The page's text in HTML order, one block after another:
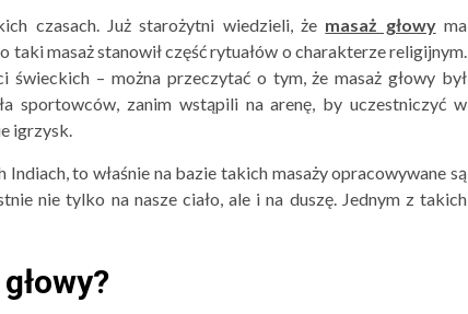
czasach. Już starożytni wiedzieli, że masaż głowyma
taki masaż stanowił część rytuałów o charakterze religijnym.
świeckich – można przeczytać o tym, że masaż głowy był
sportowców, zanim wstąpili na arenę, by uczestniczyć w
igrzysk.
to właśnie na bazie takich masaży opracowywane są
nie tylko na nasze ciało, ale i na duszę. Jednym z takich